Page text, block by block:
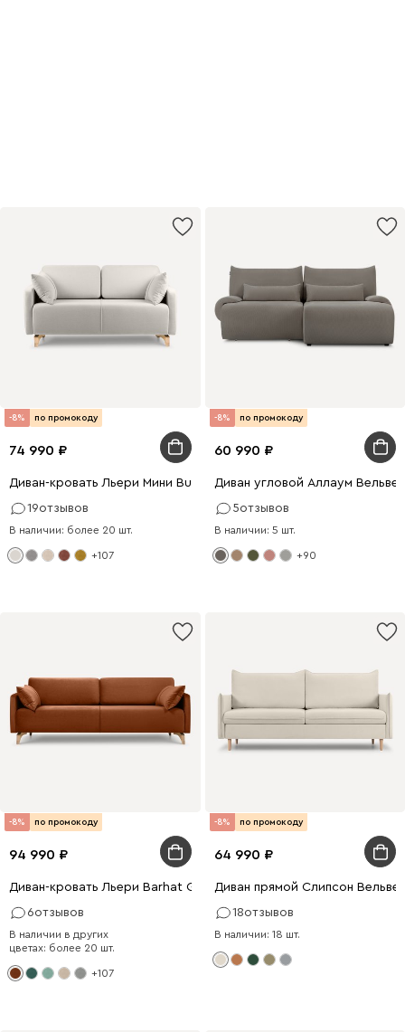
-8% по промокоду
74 990
Диван-кровать Льери Мини Bucle White
19отзывов
В наличии: более 20 шт.
+107
-8% по промокоду
60 990
Диван угловой Аллаум
5отзывов
В наличии: 5 шт.
+90
-8% по промокоду
94 990
Диван-кровать Льери Barhat Ginger
6отзывов
В наличии в других
цветах: более 20 шт.
+107
-8% по промокоду
64 990
Диван прямой Слипсон
18отзывов
В наличии: 18 шт.